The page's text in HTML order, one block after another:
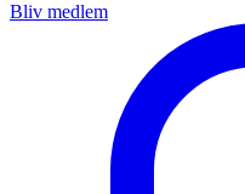
Bliv medlem